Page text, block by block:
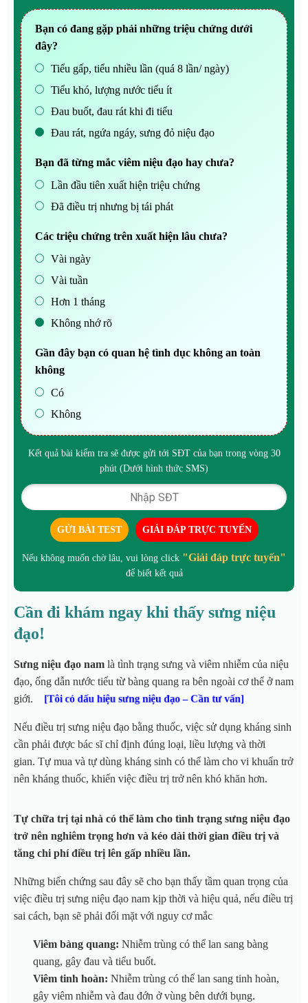
Bạn có đang gặp phải những triệu chứng dưới
đây?
Tiểu gấp, tiểu nhiều lần (quá 8 lần/ ngày)
Tiểu khó, lượng nước tiểu ít
Đau buốt, đau rát khi đi tiểu
Đau rát, ngứa ngáy, sưng đỏ niệu đạo
Bạn đã từng mắc viêm niệu đạo hay chưa?
Lần đầu tiên xuất hiện triệu chứng
Đã điều trị nhưng bị tái phát
Các triệu chứng trên xuất hiện lâu chưa?
Vài ngày
Vài tuần
Hơn 1 tháng
Không nhớ rõ
Gần đây bạn có quan hệ tình dục không an toàn
không
Có
Không
Kết quả bài kiểm tra sẽ được gửi tới SĐT của bạn trong vòng 30
phút (Dưới hình thức SMS)
GỬI BÀI TEST GIẢI ĐÁP TRỰC TUYẾN
Nếu không muốn chờ lâu, vui lòng click "Giải đáp trực tuyến"
để biết kết quả
Cần đi khám ngay khi thấy sưng niệu
đạo!
Sưng niệu đạo nam là tình trạng sưng và viêm nhiễm của niệu
đạo, ống dẫn nước tiểu từ bàng quang ra bên ngoài cơ thể ở nam
giới.
[Tôi có dấu hiệu sưng niệu đạo – Cần tư vấn]
Nếu điều trị sưng niệu đạo bằng thuốc, việc sử dụng kháng sinh
cần phải được bác sĩ chỉ định đúng loại, liều lượng và thời
gian. Tự mua và tự dùng kháng sinh có thể làm cho vi khuẩn trở
nên kháng thuốc, khiến việc điều trị trở nên khó khăn hơn.
Tự chữa trị tại nhà có thể làm cho tình trạng sưng niệu đạo
trở nên nghiêm trọng hơn và kéo dài thời gian điều trị và
tăng chi phí điều trị lên gấp nhiều lần.
Những biến chứng sau đây sẽ cho bạn thấy tầm quan trọng của
việc điều trị sưng niệu đạo nam kịp thời và hiệu quả, nếu điều trị
sai cách, bạn sẽ phải đối mặt với nguy cơ mắc
Viêm bàng quang: Nhiễm trùng có thể lan sang bàng
quang, gây đau và tiểu buốt.
Viêm tinh hoàn: Nhiễm trùng có thể lan sang tinh hoàn,
gây viêm nhiễm và đau đớn ở vùng bên dưới bụng.